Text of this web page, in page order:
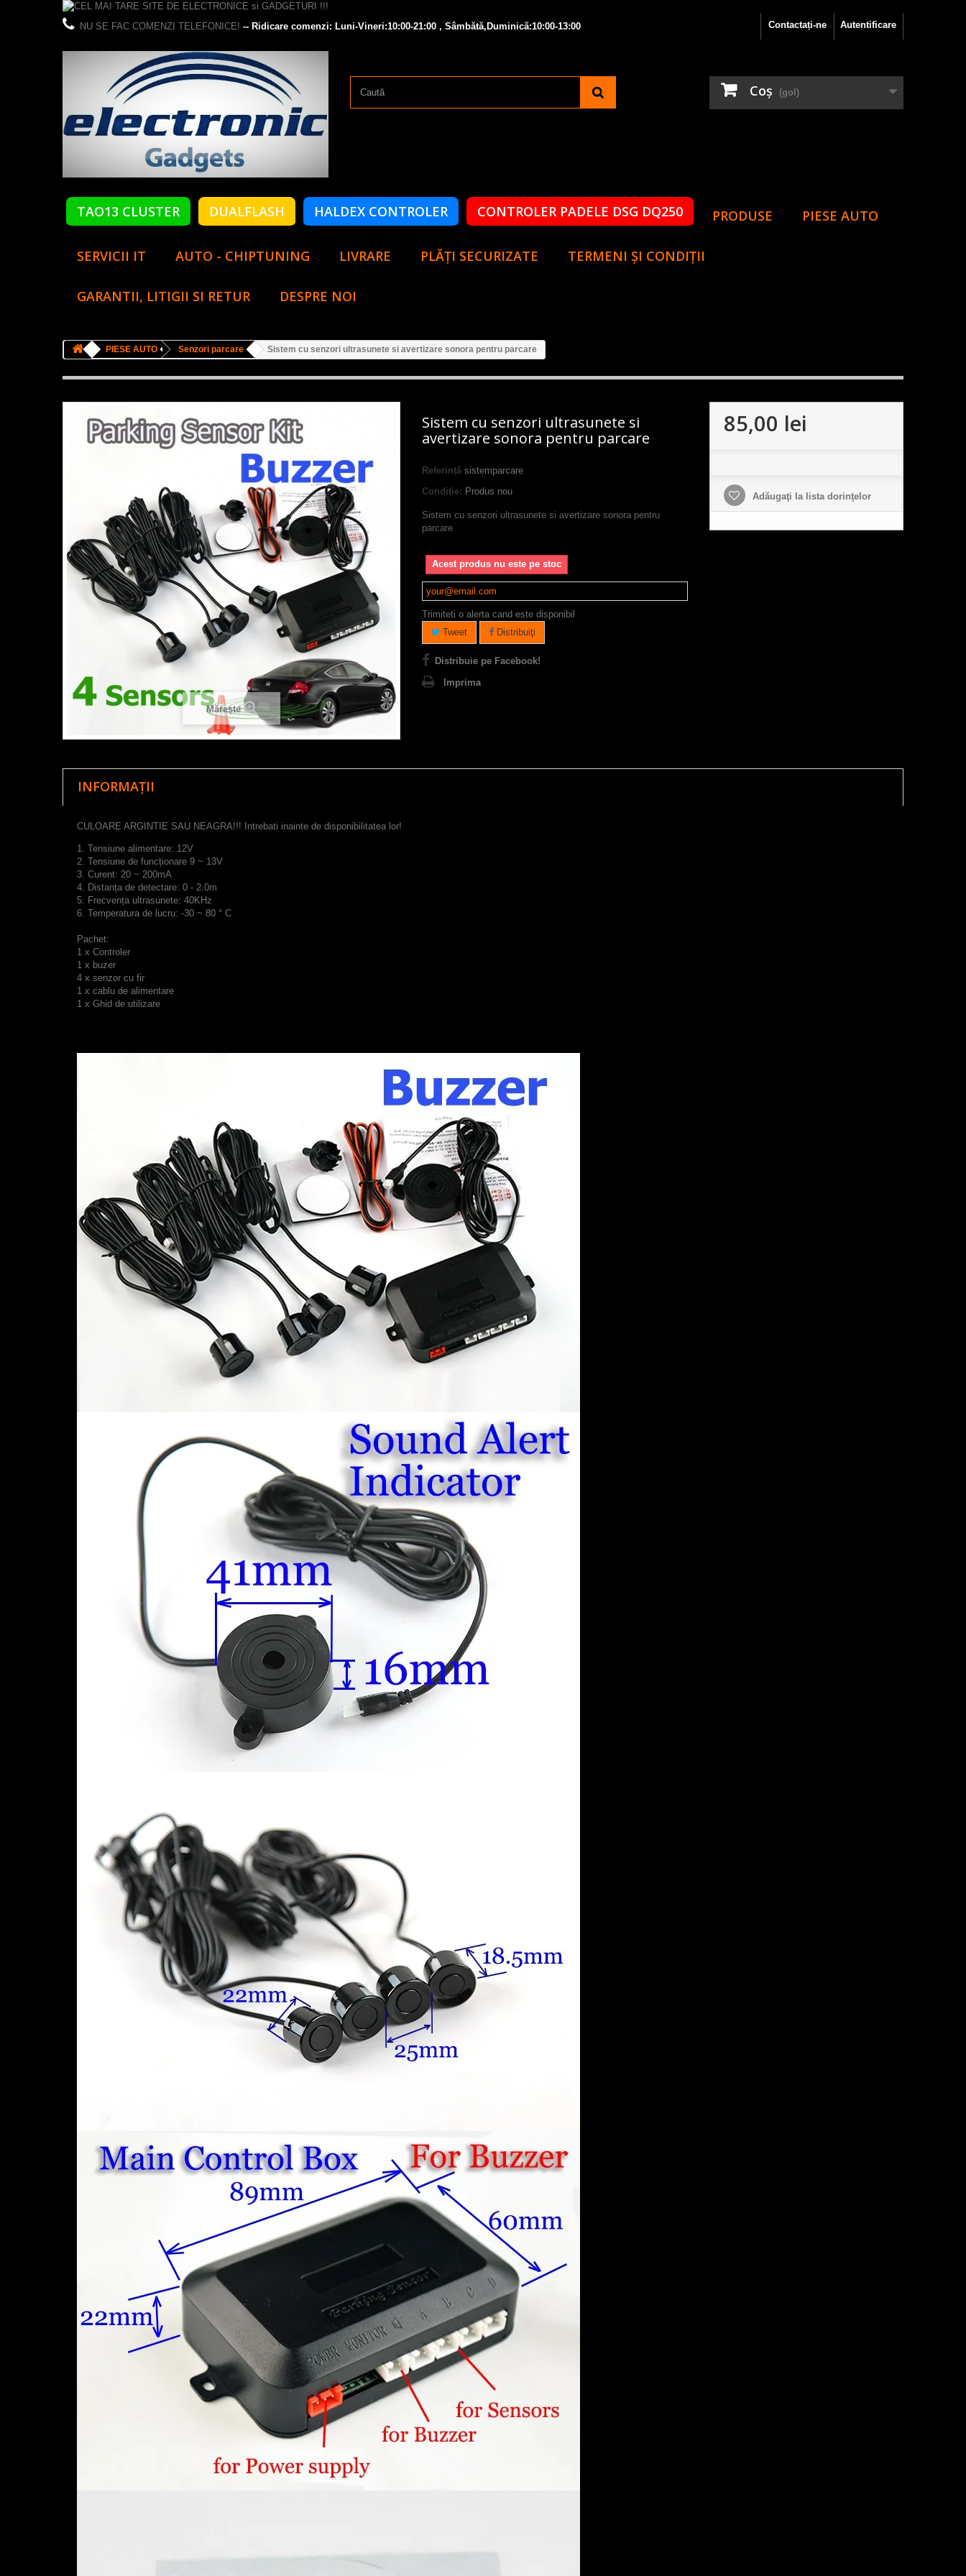
Autentificare
Contactați-ne
NU SE FAC COMENZI TELEFONICE! -- Ridicare comenzi: Luni-Vineri:10:00-21:00 , Sâmbătă,Duminică:10:00-13:00
Coş (gol)
TAO13 CLUSTER DUALFLASH HALDEX CONTROLER CONTROLER PADELE DSG DQ250 PRODUSE PIESE AUTO
SERVICII IT AUTO - CHIPTUNING LIVRARE PLĂȚI SECURIZATE TERMENI ȘI CONDIȚII
GARANTII, LITIGII SI RETUR DESPRE NOI
PIESE AUTO Senzori parcare Sistem cu senzori ultrasunete si avertizare sonora pentru parcare
Mărește
Sistem cu senzori ultrasunete si
avertizare sonora pentru parcare
Referință sistemparcare
Condiție: Produs nou
Sistem cu senzori ultrasunete si avertizare sonora pentru
parcare
Acest produs nu este pe stoc
Trimiteti o alerta cand este disponibil
Tweet
Distribuiţi
Distribuie pe Facebook!
Imprima
85,00 lei
Adăugaţi la lista dorinţelor
INFORMAȚII
CULOARE ARGINTIE SAU NEAGRA!!! Intrebati inainte de disponibilitatea lor!
1. Tensiune alimentare: 12V
2. Tensiune de funcționare 9 ~ 13V
3. Curent: 20 ~ 200mA
4. Distanța de detectare: 0 - 2.0m
5. Frecvența ultrasunete: 40KHz
6. Temperatura de lucru: -30 ~ 80 ° C
Pachet:
1 x Controler
1 x buzer
4 x senzor cu fir
1 x cablu de alimentare
1 x Ghid de utilizare